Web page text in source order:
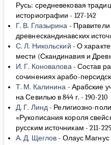
Русь: средневековая
историографии- 127-142
Г. В. Глазырина -
древнескандинавских
С. Л. Никольский - О
мести (Скандинавия и
И. Г. Коновалова- Состав
сочинениях арабо-
Т. М. Калинина - Арабские
на Севилью в 844 г. - 190-210
Д. Г. Линд- Религиозно-
«Рукописания короля
русским источникам - 211-
А. Д. Щеглов- Олаус Магнус